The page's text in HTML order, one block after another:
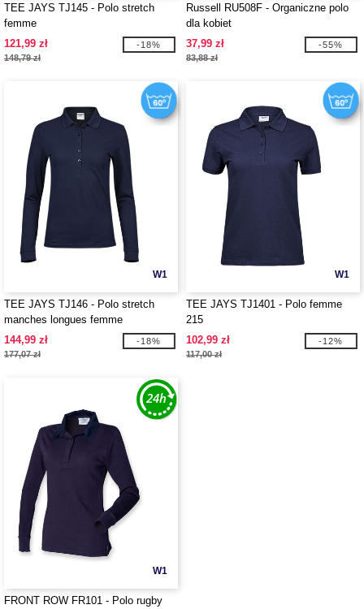
TEE JAYS TJ145 - Polo stretch
femme
121,99 zł
148,79 zł
-18%
Russell RU508F - Organiczne polo
dla kobiet
37,99 zł
83,88 zł
-55%
W1
TEE JAYS TJ146 - Polo stretch
manches longues femme
144,99 zł
177,07 zł
-18%
W1
TEE JAYS TJ1401 - Polo femme
215
102,99 zł
117,00 zł
-12%
W1
FRONT ROW FR101 - Polo rugby